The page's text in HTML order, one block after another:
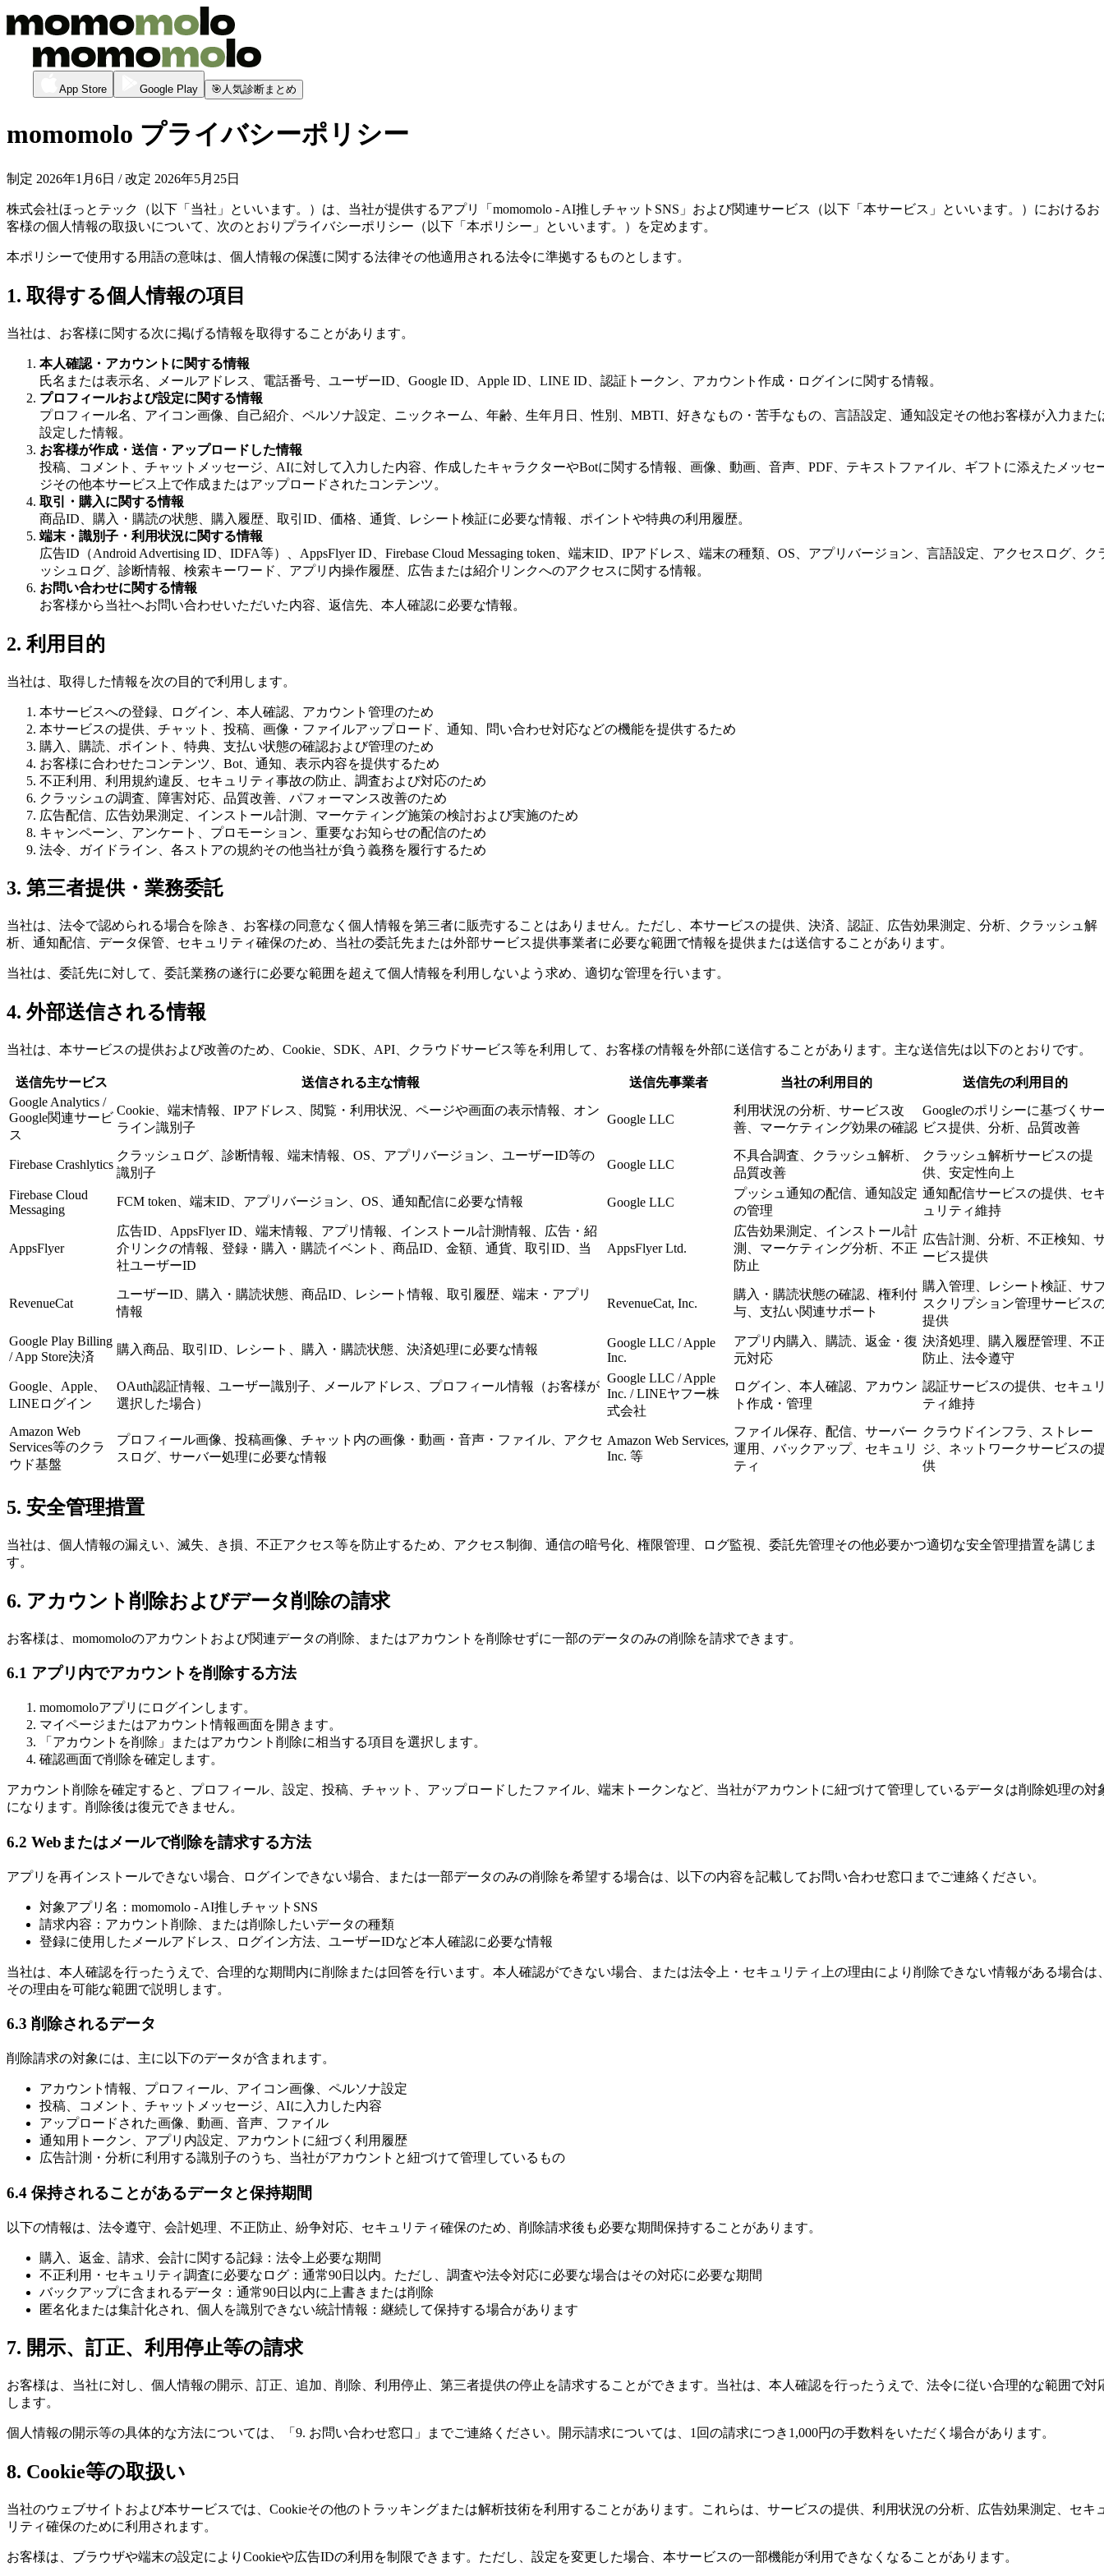
App Store Google Play 🎯 人気診断まとめ
momomolo プライバシーポリシー
制定 2026年1月6日 / 改定 2026年5月25日
株式会社ほっとテック（以下「当社」といいます。）は、当社が提供するアプリ「momomolo - AI推しチャットSNS」および関連サービス（以下「本サービス」といいます。）におけるお
客様の個人情報の取扱いについて、次のとおりプライバシーポリシー（以下「本ポリシー」といいます。）を定めます。
本ポリシーで使用する用語の意味は、個人情報の保護に関する法律その他適用される法令に準拠するものとします。
1. 取得する個人情報の項目
当社は、お客様に関する次に掲げる情報を取得することがあります。
本人確認・アカウントに関する情報
氏名または表示名、メールアドレス、電話番号、ユーザーID、Google ID、Apple ID、LINE ID、認証トークン、アカウント作成・ログインに関する情報。
プロフィールおよび設定に関する情報
プロフィール名、アイコン画像、自己紹介、ペルソナ設定、ニックネーム、年齢、生年月日、性別、MBTI、好きなもの・苦手なもの、言語設定、通知設定その他お客様が入力また
設定した情報。
お客様が作成・送信・アップロードした情報
投稿、コメント、チャットメッセージ、AIに対して入力した内容、作成したキャラクターやBotに関する情報、画像、動画、音声、PDF、テキストファイル、ギフトに添えたメッセ
ジその他本サービス上で作成またはアップロードされたコンテンツ。
取引・購入に関する情報
商品ID、購入・購読の状態、購入履歴、取引ID、価格、通貨、レシート検証に必要な情報、ポイントや特典の利用履歴。
端末・識別子・利用状況に関する情報
広告ID（Android Advertising ID、IDFA等）、AppsFlyer ID、Firebase Cloud Messaging token、端末ID、IPアドレス、端末の種類、OS、アプリバージョン、言語設定、アクセスログ、ク
ッシュログ、診断情報、検索キーワード、アプリ内操作履歴、広告または紹介リンクへのアクセスに関する情報。
お問い合わせに関する情報
お客様から当社へお問い合わせいただいた内容、返信先、本人確認に必要な情報。
2. 利用目的
当社は、取得した情報を次の目的で利用します。
本サービスへの登録、ログイン、本人確認、アカウント管理のため
本サービスの提供、チャット、投稿、画像・ファイルアップロード、通知、問い合わせ対応などの機能を提供するため
購入、購読、ポイント、特典、支払い状態の確認および管理のため
お客様に合わせたコンテンツ、Bot、通知、表示内容を提供するため
不正利用、利用規約違反、セキュリティ事故の防止、調査および対応のため
クラッシュの調査、障害対応、品質改善、パフォーマンス改善のため
広告配信、広告効果測定、インストール計測、マーケティング施策の検討および実施のため
キャンペーン、アンケート、プロモーション、重要なお知らせの配信のため
法令、ガイドライン、各ストアの規約その他当社が負う義務を履行するため
3. 第三者提供・業務委託
当社は、法令で認められる場合を除き、お客様の同意なく個人情報を第三者に販売することはありません。ただし、本サービスの提供、決済、認証、広告効果測定、分析、クラッシュ解
析、通知配信、データ保管、セキュリティ確保のため、当社の委託先または外部サービス提供事業者に必要な範囲で情報を提供または送信することがあります。
当社は、委託先に対して、委託業務の遂行に必要な範囲を超えて個人情報を利用しないよう求め、適切な管理を行います。
4. 外部送信される情報
当社は、本サービスの提供および改善のため、Cookie、SDK、API、クラウドサービス等を利用して、お客様の情報を外部に送信することがあります。主な送信先は以下のとおりです。
送信先サービス 送信される主な情報 送信先事業者 当社の利用目的
送信先の利用目的
Google Analytics /
Google関連サービ
ス
Cookie、端末情報、IPアドレス、閲覧・利用状況、ページや画面の表示情報、オン
ライン識別子
Google LLC
利用状況の分析、サービス改
善、マーケティング効果の確認
Googleのポリシーに基づくサ
ビス提供、分析、品質改善
Firebase Crashlytics
クラッシュログ、診断情報、端末情報、OS、アプリバージョン、ユーザーID等の
識別子
Google LLC
不具合調査、クラッシュ解析、
品質改善
クラッシュ解析サービスの提
供、安定性向上
Firebase Cloud
Messaging
FCM token、端末ID、アプリバージョン、OS、通知配信に必要な情報 Google LLC
プッシュ通知の配信、通知設定
の管理
通知配信サービスの提供、セ
ュリティ維持
AppsFlyer
広告ID、AppsFlyer ID、端末情報、アプリ情報、インストール計測情報、広告・紹
介リンクの情報、登録・購入・購読イベント、商品ID、金額、通貨、取引ID、当
社ユーザーID
AppsFlyer Ltd.
広告効果測定、インストール計
測、マーケティング分析、不正
防止
広告計測、分析、不正検知、
ービス提供
RevenueCat
ユーザーID、購入・購読状態、商品ID、レシート情報、取引履歴、端末・アプリ
情報
RevenueCat, Inc.
購入・購読状態の確認、権利付
与、支払い関連サポート
購入管理、レシート検証、サ
スクリプション管理サービス
提供
Google Play Billing
/ App Store決済
購入商品、取引ID、レシート、購入・購読状態、決済処理に必要な情報
Google LLC / Apple
Inc.
アプリ内購入、購読、返金・復
元対応
決済処理、購入履歴管理、不
防止、法令遵守
Google、Apple、
LINEログイン
OAuth認証情報、ユーザー識別子、メールアドレス、プロフィール情報（お客様が
選択した場合）
Google LLC / Apple
Inc. / LINEヤフー株
式会社
ログイン、本人確認、アカウン
ト作成・管理
認証サービスの提供、セキュ
ティ維持
Amazon Web
Services等のクラ
ウド基盤
プロフィール画像、投稿画像、チャット内の画像・動画・音声・ファイル、アクセ
スログ、サーバー処理に必要な情報
Amazon Web Services,
Inc. 等
ファイル保存、配信、サーバー
運用、バックアップ、セキュリ
ティ
クラウドインフラ、ストレー
ジ、ネットワークサービスの
供
5. 安全管理措置
当社は、個人情報の漏えい、滅失、き損、不正アクセス等を防止するため、アクセス制御、通信の暗号化、権限管理、ログ監視、委託先管理その他必要かつ適切な安全管理措置を講じま
す。
6. アカウント削除およびデータ削除の請求
お客様は、momomoloのアカウントおよび関連データの削除、またはアカウントを削除せずに一部のデータのみの削除を請求できます。
6.1 アプリ内でアカウントを削除する方法
momomoloアプリにログインします。
マイページまたはアカウント情報画面を開きます。
「アカウントを削除」またはアカウント削除に相当する項目を選択します。
確認画面で削除を確定します。
アカウント削除を確定すると、プロフィール、設定、投稿、チャット、アップロードしたファイル、端末トークンなど、当社がアカウントに紐づけて管理しているデータは削除処理の対
になります。削除後は復元できません。
6.2 Webまたはメールで削除を請求する方法
アプリを再インストールできない場合、ログインできない場合、または一部データのみの削除を希望する場合は、以下の内容を記載してお問い合わせ窓口までご連絡ください。
対象アプリ名：momomolo - AI推しチャットSNS
請求内容：アカウント削除、または削除したいデータの種類
登録に使用したメールアドレス、ログイン方法、ユーザーIDなど本人確認に必要な情報
当社は、本人確認を行ったうえで、合理的な期間内に削除または回答を行います。本人確認ができない場合、または法令上・セキュリティ上の理由により削除できない情報がある場合は
その理由を可能な範囲で説明します。
6.3 削除されるデータ
削除請求の対象には、主に以下のデータが含まれます。
アカウント情報、プロフィール、アイコン画像、ペルソナ設定
投稿、コメント、チャットメッセージ、AIに入力した内容
アップロードされた画像、動画、音声、ファイル
通知用トークン、アプリ内設定、アカウントに紐づく利用履歴
広告計測・分析に利用する識別子のうち、当社がアカウントと紐づけて管理しているもの
6.4 保持されることがあるデータと保持期間
以下の情報は、法令遵守、会計処理、不正防止、紛争対応、セキュリティ確保のため、削除請求後も必要な期間保持することがあります。
購入、返金、請求、会計に関する記録：法令上必要な期間
不正利用・セキュリティ調査に必要なログ：通常90日以内。ただし、調査や法令対応に必要な場合はその対応に必要な期間
バックアップに含まれるデータ：通常90日以内に上書きまたは削除
匿名化または集計化され、個人を識別できない統計情報：継続して保持する場合があります
7. 開示、訂正、利用停止等の請求
お客様は、当社に対し、個人情報の開示、訂正、追加、削除、利用停止、第三者提供の停止を請求することができます。当社は、本人確認を行ったうえで、法令に従い合理的な範囲で対
します。
個人情報の開示等の具体的な方法については、「9. お問い合わせ窓口」までご連絡ください。開示請求については、1回の請求につき1,000円の手数料をいただく場合があります。
8. Cookie等の取扱い
当社のウェブサイトおよび本サービスでは、Cookieその他のトラッキングまたは解析技術を利用することがあります。これらは、サービスの提供、利用状況の分析、広告効果測定、セキ
リティ確保のために利用されます。
お客様は、ブラウザや端末の設定によりCookieや広告IDの利用を制限できます。ただし、設定を変更した場合、本サービスの一部機能が利用できなくなることがあります。